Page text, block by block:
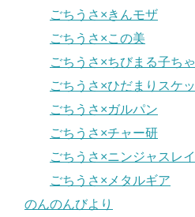
ごちうさ×きんモザ
ごちうさ×この美
ごちうさ×ちびまる子ち
ごちうさ×ひだまりスケ
ごちうさ×ガルパン
ごちうさ×チャー研
ごちうさ×ニンジャスレ
ごちうさ×メタルギア
のんのんびより